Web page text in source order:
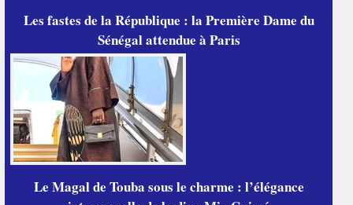
Les fastes de la République : la Première Dame du
Sénégal attendue à Paris
Le Magal de Touba sous le charme : l’élégance